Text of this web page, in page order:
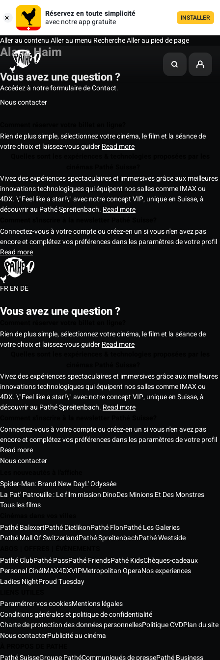
Réservez en toute simplicité
avec notre app gratuite
INSTALLER
Aller au contenuAller au menu RechercheAller au pied de page
Alana Haim
Vous avez une question ?
Accédez à notre formulaire de Contact.
Nous contacter
Rien de plus simple, sélectionnez votre cinéma, le film et la séance de
votre choix et laissez-vous guiderRead more
Vivez des expériences spectaculaires et immersives grâce aux meilleures
innovations technologiques qui équipent nos salles comme IMAX ou
4DX. \"Feel like a star!\" avec notre concept VIP, unique en Suisse, à
découvrir au Pathé Spreitenbach. Read more
Connectez-vous à votre compte ou créez-en un si vous n'en avez pas
encore et complétez vos préférences dans les paramètres de votre profil
Read more
FREN DE
Vous avez une question ?
Rien de plus simple, sélectionnez votre cinéma, le film et la séance de
votre choix et laissez-vous guiderRead more
Vivez des expériences spectaculaires et immersives grâce aux meilleures
innovations technologiques qui équipent nos salles comme IMAX ou
4DX. \"Feel like a star!\" avec notre concept VIP, unique en Suisse, à
découvrir au Pathé Spreitenbach. Read more
Connectez-vous à votre compte ou créez-en un si vous n'en avez pas
encore et complétez vos préférences dans les paramètres de votre profil
Read more
Nous contacter
Spider-Man: Brand New DayL' Odyssée
La Pat' Patrouille : Le film mission DinoDes Minions Et Des Monstres
Tous les films
Pathé BalexertPathé DietlikonPathé FlonPathé Les Galeries
Pathé Mall Of SwitzerlandPathé SpreitenbachPathé Westside
Pathé ClubPathé PassPathé FriendsPathé KidsChèques-cadeaux
Personal CinéIMAX4DXVIPMetropolitan OperaNos experiences
Ladies NightProud Tuesday
Paramétrer vos cookiesMentions légales
Conditions générales et politique de confidentialité
Charte de protection des données personnellesPolitique CVDPlan du site
Nous contacterPublicité au cinéma
Pathé SuisseGroupe PathéCommuniqués de pressePathé Business